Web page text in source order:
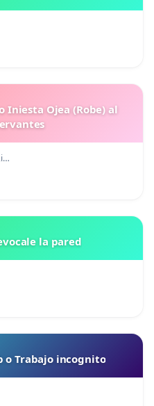
Iniesta Ojea (Robe) al
la pared
o Trabajo incognito